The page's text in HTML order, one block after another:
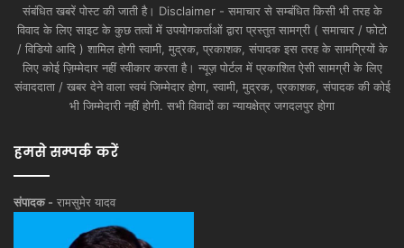
संबंधित खबरें पोस्ट की जाती है। Disclaimer - समाचार से सम्बंधित किसी भी तरह के
विवाद के लिए साइट के कुछ तत्वों में उपयोगकर्ताओं द्वारा प्रस्तुत सामग्री ( समाचार / फोटो
/ विडियो आदि ) शामिल होगी स्वामी, मुद्रक, प्रकाशक, संपादक इस तरह के सामग्रियों के
लिए कोई ज़िम्मेदार नहीं स्वीकार करता है। न्यूज़ पोर्टल में प्रकाशित ऐसी सामग्री के लिए
संवाददाता / खबर देने वाला स्वयं जिम्मेदार होगा, स्वामी, मुद्रक, प्रकाशक, संपादक की कोई
भी जिम्मेदारी नहीं होगी. सभी विवादों का न्यायक्षेत्र जगदलपुर होगा
हमसे सम्पर्क करें
संपादक - रामसुमेर यादव